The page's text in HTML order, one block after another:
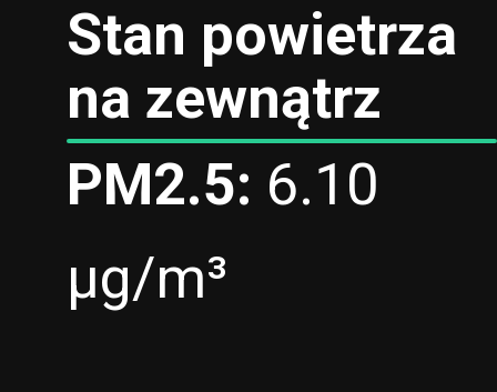
Stan powietrza
na zewnątrz
PM2.5: 6.10
µg/m³